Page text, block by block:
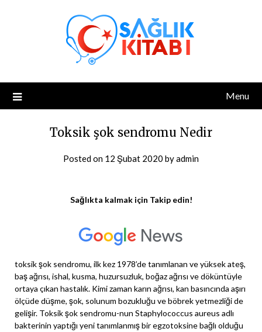
Menu
Toksik şok sendromu Nedir
Posted on 12 Şubat 2020 byadmin
Sağlıkta kalmak için Takip edin!
toksik şok sendromu, ilk kez 1978’de tanımlanan ve yüksek ateş,
baş ağrısı, ishal, kusma, huzursuzluk, boğaz ağrısı ve döküntüyle
ortaya çıkan hastalık. Kimi zaman karın ağrısı, kan basıncında aşırı
ölçüde düşme, şok, solunum bozukluğu ve böbrek yetmezliği de
gelişir. Toksik şok sendromu-nun Staphylococcus aureus adlı
bakterinin yaptığı yeni tanımlanmış bir egzotoksine bağlı olduğu